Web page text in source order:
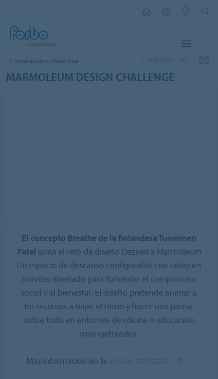
Inspiración y referencias
MARMOLEUM DESIGN CHALLENGE
El concepto Breathe de la finlandesa Tuominen
Patel gana el reto de diseño Dezeen x Marmoleum
Un espacio de descanso configurable con tabiques
móviles diseñado para fomentar el compromiso
social y el bienestar. El diseño pretende animar a
los usuarios a bajar el ritmo y hacer una pausa,
sobre todo en entornos de oficina o educación
muy ajetreados.
Más información en la